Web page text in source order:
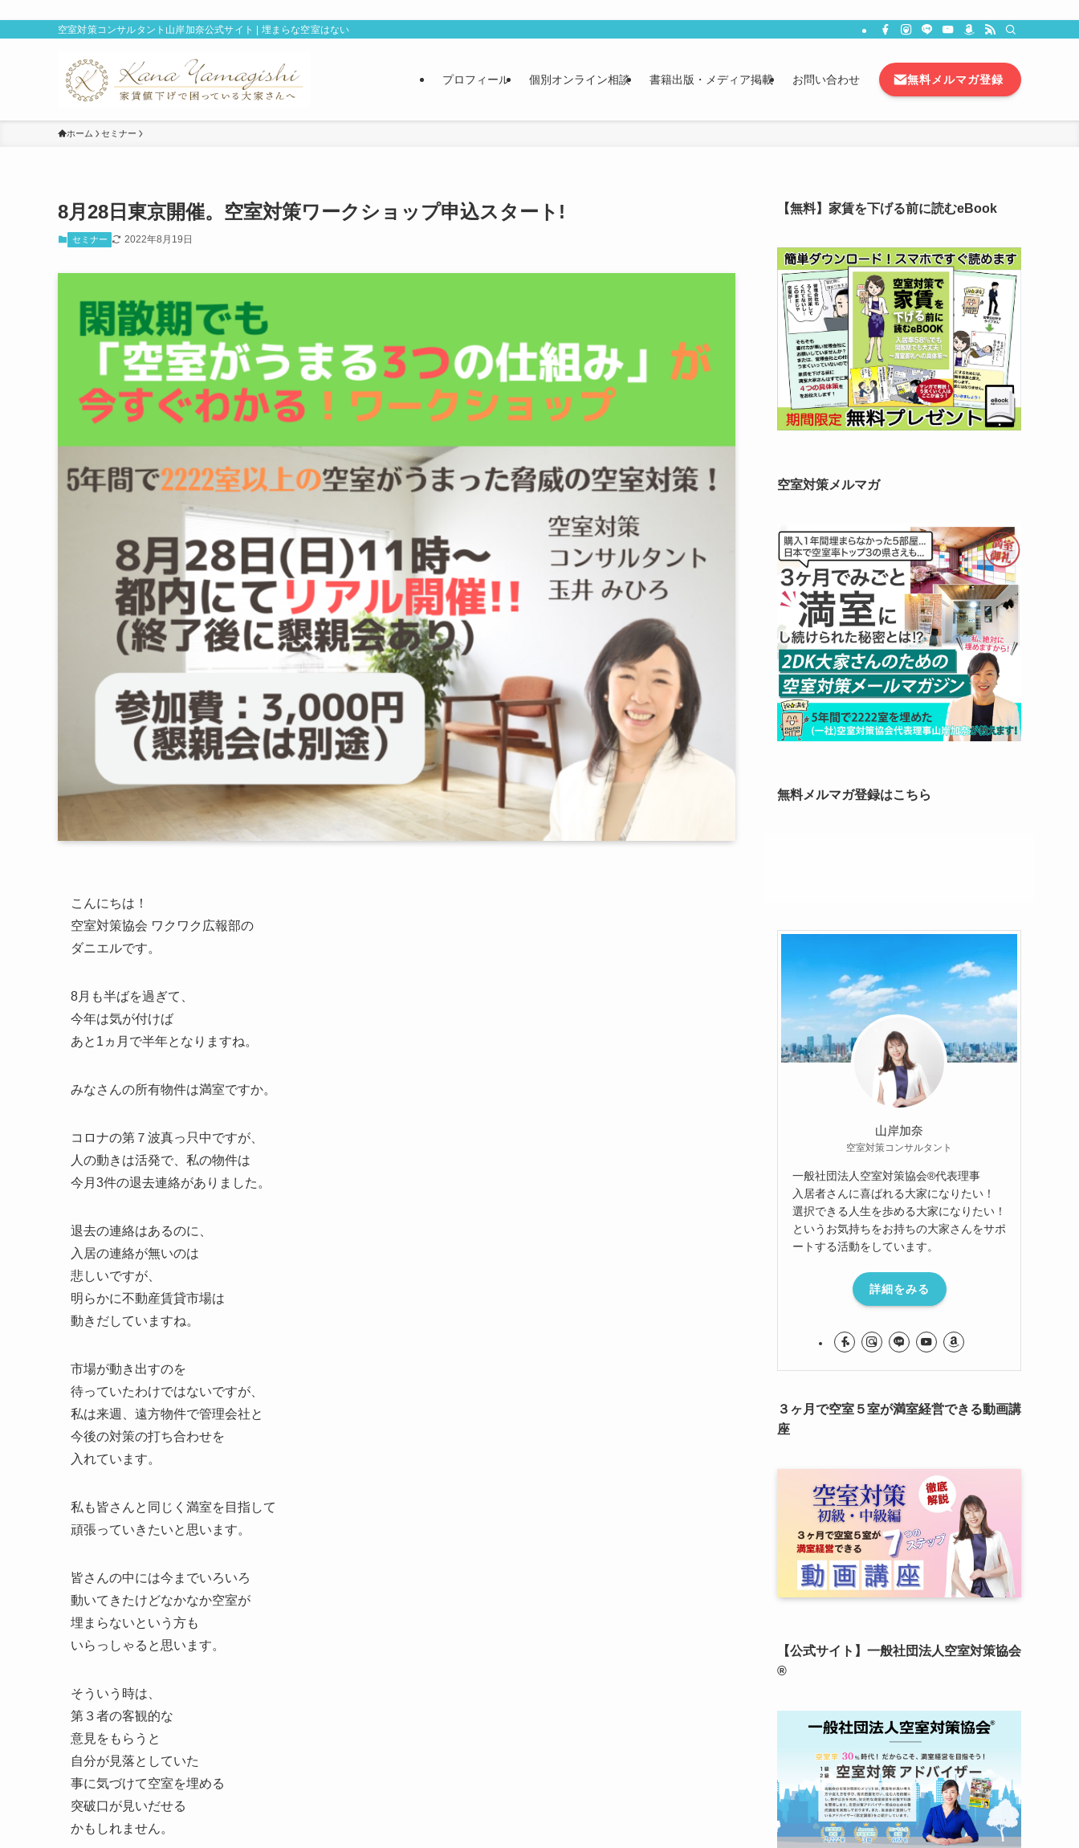
空室対策コンサルタント山岸加奈公式サイト | 埋まらな空室はない
プロフィール 個別オンライン相談 書籍出版・メディア掲載 お問い合わせ 無料メルマガ登録
ホーム セミナー
8月28日東京開催。空室対策ワークショップ申込スタート!
セミナー 2022年8月19日
こんにちは！
空室対策協会 ワクワク広報部の
ダニエルです。
8月も半ばを過ぎて、
今年は気が付けば
あと1ヵ月で半年となりますね。
みなさんの所有物件は満室ですか。
コロナの第７波真っ只中ですが、
人の動きは活発で、私の物件は
今月3件の退去連絡がありました。
退去の連絡はあるのに、
入居の連絡が無いのは
悲しいですが、
明らかに不動産賃貸市場は
動きだしていますね。
市場が動き出すのを
待っていたわけではないですが、
私は来週、遠方物件で管理会社と
今後の対策の打ち合わせを
入れています。
私も皆さんと同じく満室を目指して
頑張っていきたいと思います。
皆さんの中には今までいろいろ
動いてきたけどなかなか空室が
埋まらないという方も
いらっしゃると思います。
そういう時は、
第３者の客観的な
意見をもらうと
自分が見落としていた
事に気づけて空室を埋める
突破口が見いだせる
かもしれません。
【無料】家賃を下げる前に読むeBook
空室対策メルマガ
無料メルマガ登録はこちら
山岸加奈
空室対策コンサルタント
一般社団法人空室対策協会®︎代表理事
入居者さんに喜ばれる大家になりたい！
選択できる人生を歩める大家になりたい！
というお気持ちをお持ちの大家さんをサポ
ートする活動をしています。
詳細をみる
３ヶ月で空室５室が満室経営できる動画講
座
【公式サイト】一般社団法人空室対策協会
®︎